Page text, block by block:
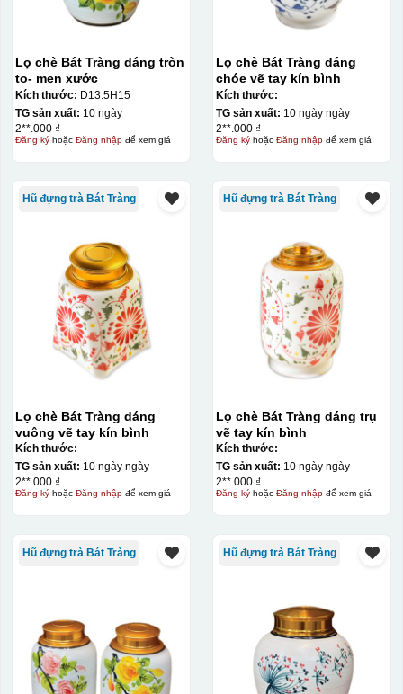
Kiểu in:
In Decal
decal lên gốm sứ Bước 3: Cho vào lò nung ở nhiệt độ
trước khi dán nó lên gốm sứ, xưởng in sẽ in lên 1 loại
giấy đặc biệt, và kích thước logo được căn chỉnh theo
sản phẩm, để khi dán không bị nhỏ hoặc to quá
Lọ chè Bát Tràng dáng tròn
to- men xước
Kích thước: D13.5H15
TG sản xuất: 10 ngày
2**.000 ₫
Đăng kýhoặc Đăng nhậpđể xem giá
Lọ chè Bát Tràng dáng
chóe vẽ tay kín bình
Kích thước:
TG sản xuất: 10 ngày ngày
2**.000 ₫
Đăng kýhoặc Đăng nhậpđể xem giá
Hũ đựng trà Bát Tràng
Lọ chè Bát Tràng dáng
vuông vẽ tay kín bình
Kích thước:
TG sản xuất: 10 ngày ngày
2**.000 ₫
Đăng kýhoặc Đăng nhậpđể xem giá
Hũ đựng trà Bát Tràng
Lọ chè Bát Tràng dáng trụ
vẽ tay kín bình
Kích thước:
TG sản xuất: 10 ngày ngày
2**.000 ₫
Đăng kýhoặc Đăng nhậpđể xem giá
Hũ đựng trà Bát Tràng Hũ đựng trà Bát Tràng